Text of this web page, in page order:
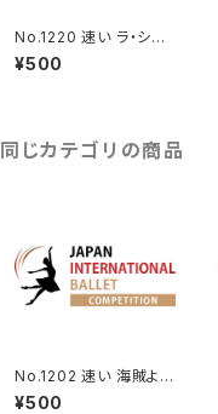
No.1220 速い ラ・シル
フィードよりジェームス
のVa.
¥500
同じカテゴリの商品
No.1202 速い 海賊より
男性Va.
¥500